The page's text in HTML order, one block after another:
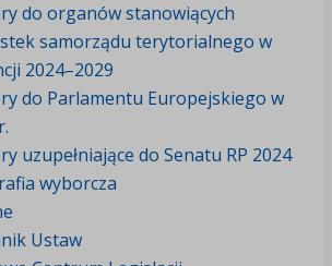
do organów stanowiących
samorządu terytorialnego w
2024–2029
do Parlamentu Europejskiego w
uzupełniające do Senatu RP 2024
wyborcza
Ustaw